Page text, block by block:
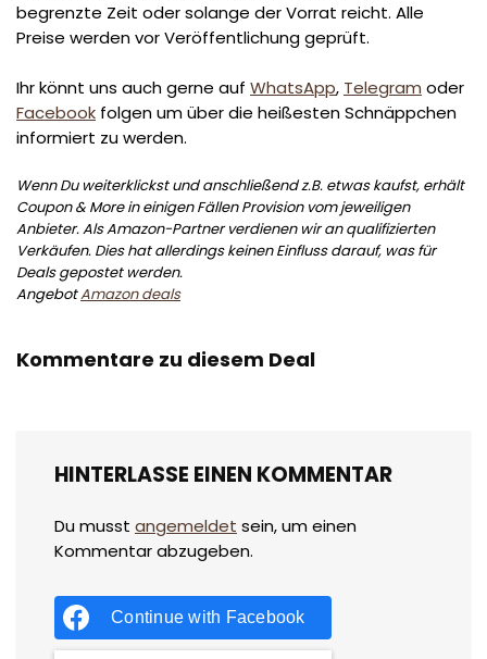
begrenzte Zeit oder solange der Vorrat reicht. Alle
Preise werden vor Veröffentlichung geprüft.
Ihr könnt uns auch gerne auf WhatsApp, Telegram oder
Facebook folgen um über die heißesten Schnäppchen
informiert zu werden.
Wenn Du weiterklickst und anschließend z.B. etwas kaufst, erhält
Coupon & More in einigen Fällen Provision vom jeweiligen
Anbieter. Als Amazon-Partner verdienen wir an qualifizierten
Verkäufen. Dies hat allerdings keinen Einfluss darauf, was für
Deals gepostet werden.
AngebotAmazon deals
Kommentare zu diesem Deal
HINTERLASSE EINEN KOMMENTAR
Du musst angemeldet sein, um einen
Kommentar abzugeben.
Continue with Facebook